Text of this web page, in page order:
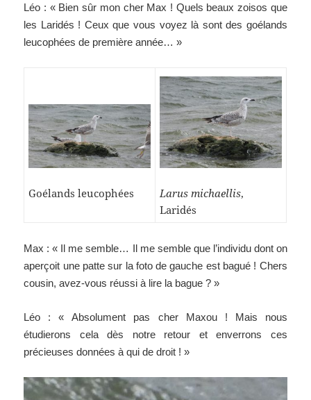
Léo : « Bien sûr mon cher Max ! Quels beaux zoisos que
les Laridés ! Ceux que vous voyez là sont des goélands
leucophées de première année… »
Goélands leucophées Larus michaellis,
Laridés
Max : « Il me semble… Il me semble que l’individu dont on
aperçoit une patte sur la foto de gauche est bagué ! Chers
cousin, avez-vous réussi à lire la bague ? »
Léo : « Absolument pas cher Maxou ! Mais nous
étudierons cela dès notre retour et enverrons ces
précieuses données à qui de droit ! »